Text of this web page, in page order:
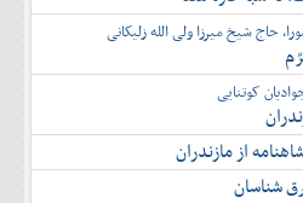
حاج شیخ میرزا ولی الله زلیکانی
کوتنایی
از مازندران
شناسان